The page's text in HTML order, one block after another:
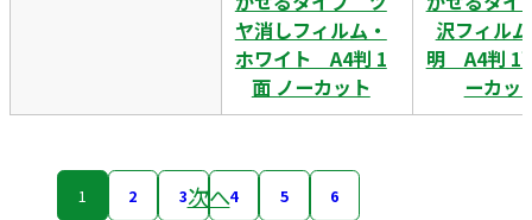
ヤ消しフィルム・
ホワイト A4判 1
面 ノーカット
沢フィル
明 A4判 1
ーカッ
1 2 3 4 5 6
次へ